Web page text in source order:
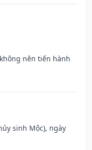
nên tiến hành
sinh Mộc), ngày